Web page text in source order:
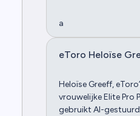
a
eToro Heloïse
Heloïse Greeff,
vrouwelijke Elite Pro
gebruikt AI-